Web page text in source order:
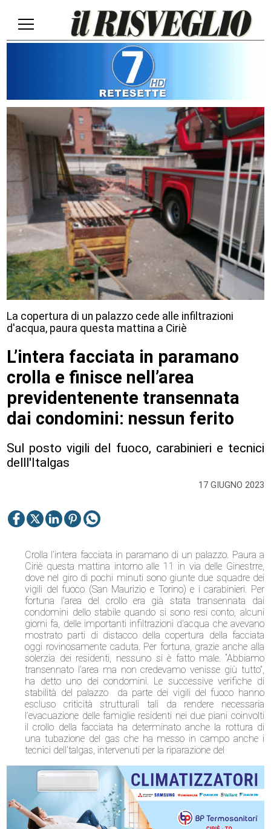
17 GIUGNO 2023
La copertura di un palazzo cede alle infiltrazioni
d'acqua, paura questa mattina a Ciriè
L’intera facciata in paramano
crolla e finisce nell’area
previdentenente transennata
dai condomini: nessun ferito
Sul posto vigili del fuoco, carabinieri e tecnici
delll'Italgas
Crolla l’intera facciata in paramano di un palazzo. Paura a
Ciriè questa mattina intorno alle 11 in via delle Ginestrre,
dove nel giro di pochi minuti sono giunte due squadre dei
vigili del fuoco (San Maurizio e Torino) e i carabinieri. Per
fortuna l’area del crollo era già stata transennata dai
condomini dello stabile quando si sono resi conto, alcuni
giorni fa, delle importanti infiltrazioni d’acqua che avevano
mostrato parti di distacco della copertura della facciata
oggi rovinosamente caduta. Per fortuna, grazie anche alla
solerzia dei residenti, nessuno si è fatto male. “Abbiamo
transennato l’area ma non credevamo venisse giù tutto”,
ha detto uno dei condomini. Le successive verifiche di
stabilità del palazzo da parte dei vigili del fuoco hanno
escluso criticità strutturali tali da rendere necessaria
l’evacuazione delle famiglie residenti nei due piani coinvolti
il crollo della facciata ha determinato anche la rottura di
una tubazione del gas che ha messo in campo anche i
tecnici dell’talgas, intervenuti per la riparazione del